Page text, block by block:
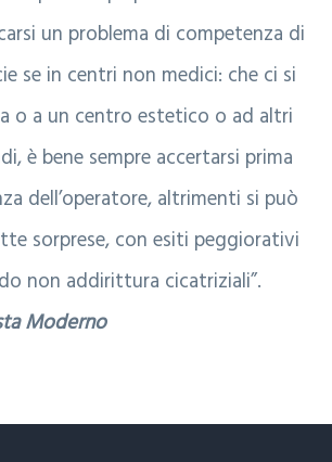
un problema di competenza di
se in centri non medici: che ci si
o a un centro estetico o ad altri
è bene sempre accertarsi prima
dell’operatore, altrimenti si può
sorprese, con esiti peggiorativi
non addirittura cicatriziali”.
Moderno